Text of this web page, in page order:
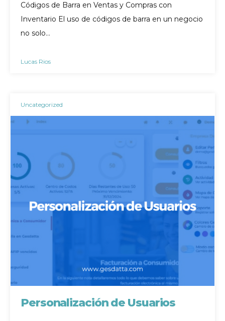
Códigos de Barra en Ventas y Compras con
Inventario El uso de códigos de barra en un negocio
no solo…
Lucas Rios
Uncategorized
Personalización de Usuarios